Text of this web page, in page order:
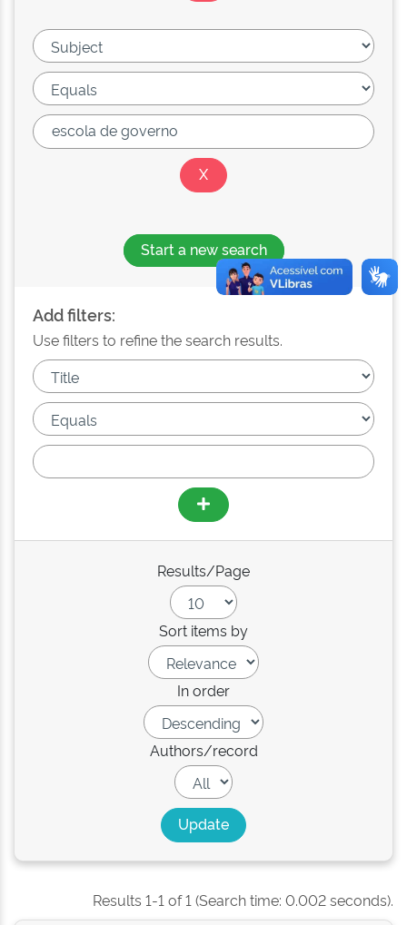
Start a new search
Add filters:
Use filters to refine the search results.
Results/Page
Sort items by
In order
Authors/record
Results 1-1 of 1 (Search time: 0.002 seconds).